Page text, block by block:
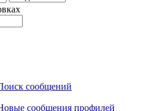
сообщений
сообщения профилей